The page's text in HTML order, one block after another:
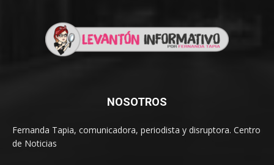
NOSOTROS
Fernanda Tapia, comunicadora, periodista y disruptora. Centro
de Noticias